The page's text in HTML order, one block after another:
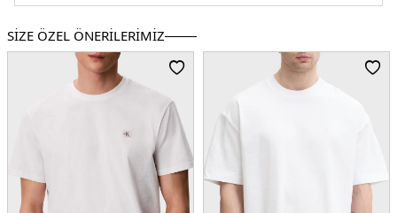
Kalıp Bilgisi:Regular Fit
Yaş Grubu:Yetişkin
Kenya
5DE1LVGMF5K100UB1.07
SİZE ÖZEL ÖNERİLERİMİZ